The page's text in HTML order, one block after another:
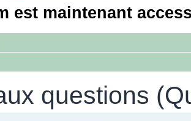
est maintenant
questions